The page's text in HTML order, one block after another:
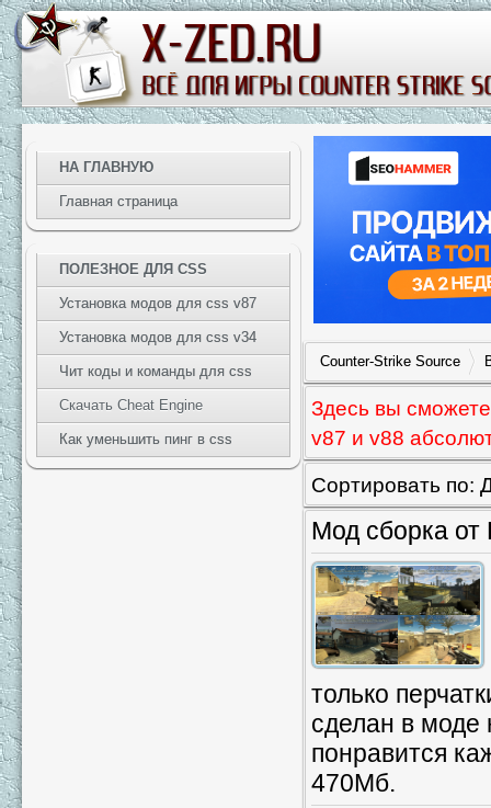
Counter-Strike Source
Здесь вы
v87 и v88
Сортировать по:
Мод сборка от
только
сделан в моде
понравится
470Мб.
НА ГЛАВНУЮ
Главная страница
ПОЛЕЗНОЕ ДЛЯ CSS
Установка модов для css v87
Установка модов для css v34
Чит коды и команды для css
Скачать Cheat Engine
Как уменьшить пинг в css